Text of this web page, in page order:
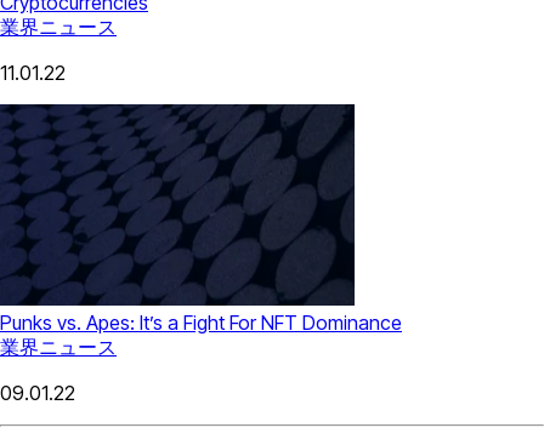
業界ニュース
11.01.22
Punks vs. Apes: It’s a Fight For NFT Dominance
業界ニュース
09.01.22